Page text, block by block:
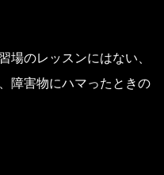
場のレッスンにはない、
障害物にハマったときの